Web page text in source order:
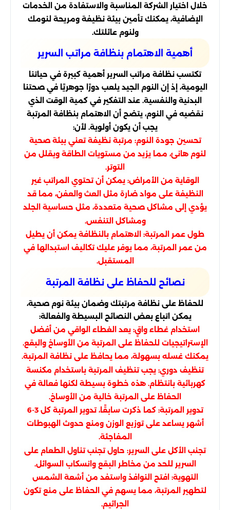
خلال اختيار الشركة المناسبة والاستفادة من الخدمات
الإضافية، يمكنك تأمين بيئة نظيفة ومريحة لنومك
ولنوم عائلتك.
أهمية الاهتمام بنظافة مراتب السرير
تكتسب نظافة مراتب السرير أهمية كبيرة في حياتنا
اليومية، إذ إن النوم الجيد يلعب دورًا جوهريًا في صحتنا
البدنية والنفسية. عند التفكير في كمية الوقت الذي
نقضيه في النوم، يتضح أن الاهتمام بنظافة المرتبة
يجب أن يكون أولوية. لأن:
تحسين جودة النوم: مرتبة نظيفة تعني بيئة صحية
لنوم هانئ، مما يزيد من مستويات الطاقة ويقلل من
التوتر.
الوقاية من الأمراض: يمكن أن تحتوي المراتب غير
النظيفة على مواد ضارة مثل العث والعفن، مما قد
يؤدي إلى مشاكل صحية متعددة، مثل حساسية الجلد
ومشاكل التنفس.
طول عمر المرتبة: الاهتمام بالنظافة يمكن أن يطيل
من عمر المرتبة، مما يوفر عليك تكاليف استبدالها في
المستقبل.
نصائح للحفاظ على نظافة المرتبة
للحفاظ على نظافة مرتبتك وضمان بيئة نوم صحية،
يمكن اتباع بعض النصائح البسيطة والفعالة:
استخدام غطاء واقٍ: يعد الغطاء الواقي من أفضل
الإستراتيجيات للحفاظ على المرتبة من الأوساخ والبقع.
يمكنك غسله بسهولة، مما يحافظ على نظافة المرتبة.
تنظيف دوري: يجب تنظيف المرتبة باستخدام مكنسة
كهربائية بانتظام. هذه خطوة بسيطة لكنها فعالة في
الحفاظ على المرتبة خالية من الأوساخ.
تدوير المرتبة: كما ذكرت سابقًا، تدوير المرتبة كل 3-6
أشهر يساعد على توزيع الوزن ومنع حدوث الهبوطات
المفاجئة.
تجنب الأكل على السرير: حاول تجنب تناول الطعام على
السرير للحد من مخاطر البقع وانسكاب السوائل.
التهوية: افتح النوافذ واستفد من أشعة الشمس
لتطهير المرتبة، مما يسهم في الحفاظ على منع تكون
الجراثيم.